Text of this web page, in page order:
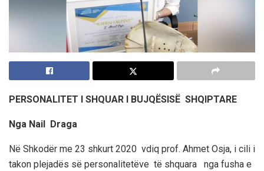
PERSONALITET I SHQUAR I BUJQËSISË SHQIPTARE
Nga Nail Draga
Në Shkodër me 23 shkurt 2020 vdiq prof. Ahmet Osja, i cili i
takon plejadës së personalitetëve të shquara nga fusha e